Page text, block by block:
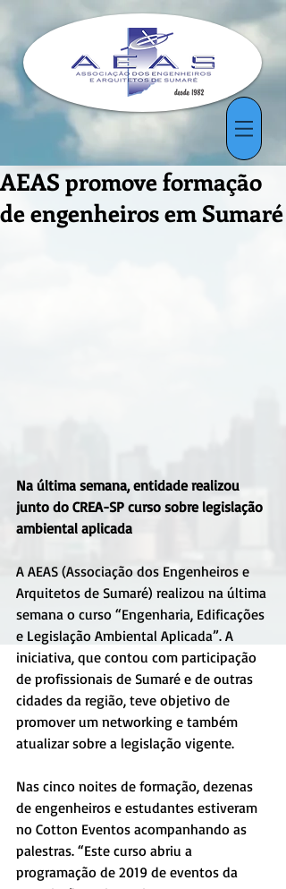
AEAS promove formação
de engenheiros em Sumaré
Na última semana, entidade realizou
junto do CREA-SP curso sobre legislação
ambiental aplicada
A AEAS (Associação dos Engenheiros e
Arquitetos de Sumaré) realizou na última
semana o curso “Engenharia, Edificações
e Legislação Ambiental Aplicada”. A
iniciativa, que contou com participação
de profissionais de Sumaré e de outras
cidades da região, teve objetivo de
promover um networking e também
atualizar sobre a legislação vigente.
Nas cinco noites de formação, dezenas
de engenheiros e estudantes estiveram
no Cotton Eventos acompanhando as
palestras. “Este curso abriu a
programação de 2019 de eventos da